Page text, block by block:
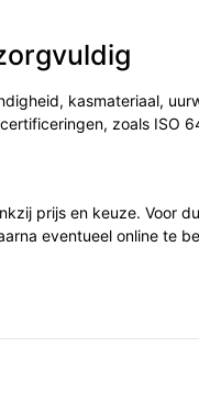
kasmateriaal,
zoals ISO
prijs en keuze. Voor
eventueel online te